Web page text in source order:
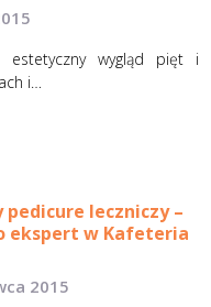
wygląd pięt i
i…
leczniczy –
ekspert w Kafeteria
2015